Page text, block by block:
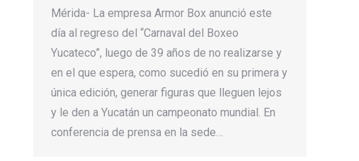
Mérida- La empresa Armor Box anunció este
día al regreso del “Carnaval del Boxeo
Yucateco”, luego de 39 años de no realizarse y
en el que espera, como sucedió en su primera y
única edición, generar figuras que lleguen lejos
y le den a Yucatán un campeonato mundial. En
conferencia de prensa en la sede…